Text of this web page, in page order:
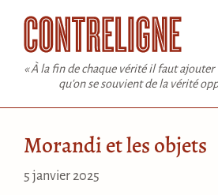
contenu
« À la fin de chaque vérité il faut ajouter
qu'on se souvient de la vérité
Morandi et les objets
5 janvier 2025